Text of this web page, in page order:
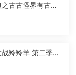
古古怪界有古
羚羚羊 第二季》